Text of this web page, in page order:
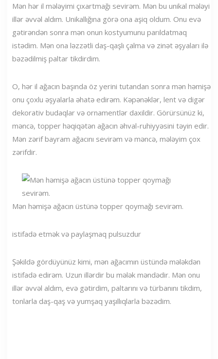
Mən hər il mələyimi çıxartmağı sevirəm. Mən bu unikal mələyi
illər əvvəl aldım. Unikallığına görə ona aşiq oldum. Onu evə
gətirəndən sonra mən onun kostyumunu parıldatmaq
istədim. Mən ona ləzzətli daş-qaşlı çalma və zinət əşyaları ilə
bəzədilmiş paltar tikdirdim.
O, hər il ağacın başında öz yerini tutandan sonra mən həmişə
onu çoxlu əşyalarla əhatə edirəm. Kəpənəklər, lent və digər
dekorativ budaqlar və ornamentlər daxildir. Görürsünüz ki,
məncə, topper həqiqətən ağacın əhval-ruhiyyəsini təyin edir.
Mən zərif bayram ağacını sevirəm və məncə, mələyim çox
zərifdir.
Mən həmişə ağacın üstünə topper qoymağı sevirəm.
istifadə etmək və paylaşmaq pulsuzdur
Şəkildə gördüyünüz kimi, mən ağacımın üstündə mələkdən
istifadə edirəm. Uzun illərdir bu mələk məndədir. Mən onu
illər əvvəl aldım, evə gətirdim, paltarını və türbanını tikdim,
tonlarla daş-qaş və yumşaq yaşıllıqlarla bəzədim.